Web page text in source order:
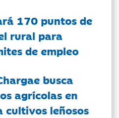
170 puntos de
rural para
de empleo
busca
agrícolas en
cultivos leñosos